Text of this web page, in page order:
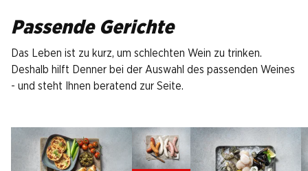
Passende Gerichte
Das Leben ist zu kurz, um schlechten Wein zu trinken.
Deshalb hilft Denner bei der Auswahl des passenden Weines
- und steht Ihnen beratend zur Seite.